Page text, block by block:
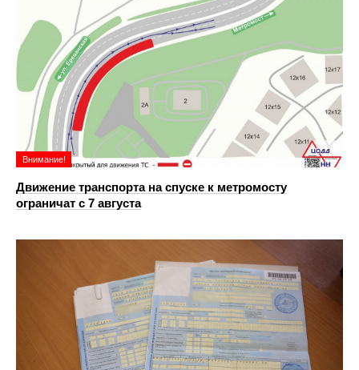
Внимание!
Движение транспорта на спуске к метромосту
ограничат с 7 августа